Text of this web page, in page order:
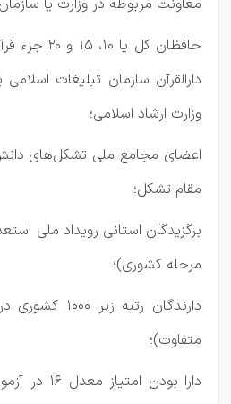
معاونت مربوطه در وزارت یا
حافظان کل
دارالقرآن سازمان تبلیغات
وزارت ارشاد اسلامی؛
اعضای مجامع ملی تشکل‌های
مقام تشکل؛
برگزیدگان استانی رویداد ملی
مرحله کشوری)؛
دارندگان رتبه‌
متفاوت)؛
دارا بودن